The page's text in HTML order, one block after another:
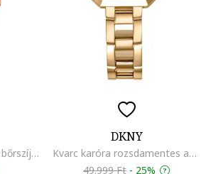
Szögletes kvarc karóra bőrszíjjal, Rózsaarany/Fehér
DKNY
Kvarc karóra rozsdamentes acélrészlettel, Aranyszín
49.999 Ft - 25%